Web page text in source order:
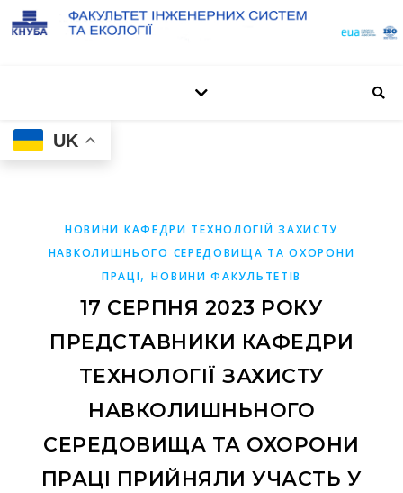
UK
НОВИНИ КАФЕДРИ ТЕХНОЛОГІЙ ЗАХИСТУ
НАВКОЛИШНЬОГО СЕРЕДОВИЩА ТА ОХОРОНИ
ПРАЦІ,НОВИНИ ФАКУЛЬТЕТІВ
17 СЕРПНЯ 2023 РОКУ
ПРЕДСТАВНИКИ КАФЕДРИ
ТЕХНОЛОГІЇ ЗАХИСТУ
НАВКОЛИШНЬНОГО
СЕРЕДОВИЩА ТА ОХОРОНИ
ПРАЦІ ПРИЙНЯЛИ УЧАСТЬ У